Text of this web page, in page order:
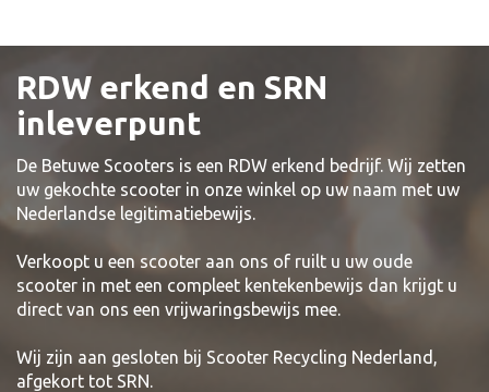
RDW erkend en SRN
inleverpunt
De Betuwe Scooters is een RDW erkend bedrijf. Wij zetten
uw gekochte scooter in onze winkel op uw naam met uw
Nederlandse legitimatiebewijs.
Verkoopt u een scooter aan ons of ruilt u uw oude
scooter in met een compleet kentekenbewijs dan krijgt u
direct van ons een vrijwaringsbewijs mee.
Wij zijn aan gesloten bij Scooter Recycling Nederland,
afgekort tot SRN.